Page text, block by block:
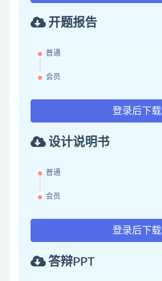
开题报告
普通
会员
登录后下载
设计说明书
普通
会员
登录后下载
答辩PPT